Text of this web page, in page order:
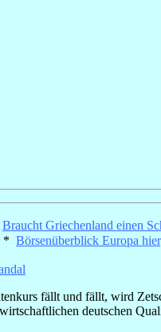
Braucht Griechenland einen
* Börsenüberblick Europa hier
fällt und fällt, wird
deutschen